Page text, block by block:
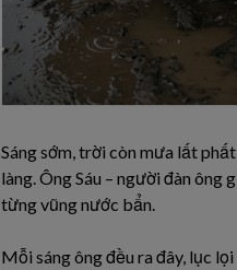
Sáng sớm, trời còn mưa lất
làng. Ông Sáu – người đàn ông
từng vũng nước bẩn.
Mỗi sáng ông đều ra đây, lục